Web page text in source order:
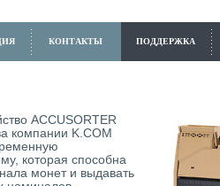
КОНТАКТЫ ПОДДЕРЖКА
ACCUSORTER
компании K.COM
которая способна
монет и выдавать